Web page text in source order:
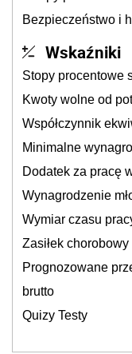
Bezpieczeństwo i
Wskaźniki
Stopy procentowe
Kwoty wolne od
Współczynnik
Minimalne
Dodatek za pracę
Wynagrodzenie
Wymiar czasu
Zasiłek chorobowy
Prognozowane
brutto
Quizy Testy